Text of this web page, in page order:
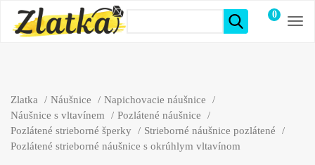
0
položiek
Zlatka Náušnice
Napichovacie náušnice
Náušnice s vltavínem
Pozlátené náušnice
Pozlátené strieborné šperky
Strieborné náušnice pozlátené
Pozlátené strieborné náušnice s okrúhlym vltavínom